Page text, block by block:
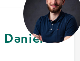
Daniël